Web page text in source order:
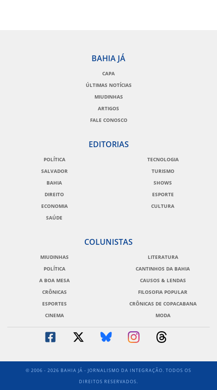
BAHIA JÁ
CAPA
ÚLTIMAS NOTÍCIAS
MIUDINHAS
ARTIGOS
FALE CONOSCO
EDITORIAS
POLÍTICA
SALVADOR
BAHIA
DIREITO
ECONOMIA
SAÚDE
TECNOLOGIA
TURISMO
SHOWS
ESPORTE
CULTURA
COLUNISTAS
MIUDINHAS
POLÍTICA
A BOA MESA
CRÔNICAS
ESPORTES
CINEMA
LITERATURA
CANTINHOS DA BAHIA
CAUSOS & LENDAS
FILOSOFIA POPULAR
CRÔNICAS DE COPACABANA
MODA
© 2006 - 2026 BAHIA JÁ - JORNALISMO DA INTEGRAÇÃO. TODOS OS
DIREITOS RESERVADOS.